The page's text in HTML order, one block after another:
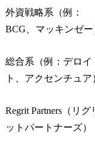
外資戦略系（例：
BCG、マッキンゼー
総合系（例：デロイ
ト、アクセンチュア
Regrit Partners（リグ
ットパートナーズ）